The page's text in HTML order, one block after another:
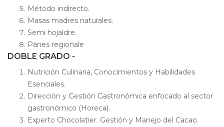
Método indirecto.
Masas madres naturales.
Semi hojaldre.
Panes regionale
DOBLE GRADO -
Nutrición Culinaria, Conocimientos y Habilidades
Esenciales.
Dirección y Gestión Gastronómica enfocado al sector
gastronómico (Horeca).
Experto Chocolatier. Gestión y Manejo del Cacao.